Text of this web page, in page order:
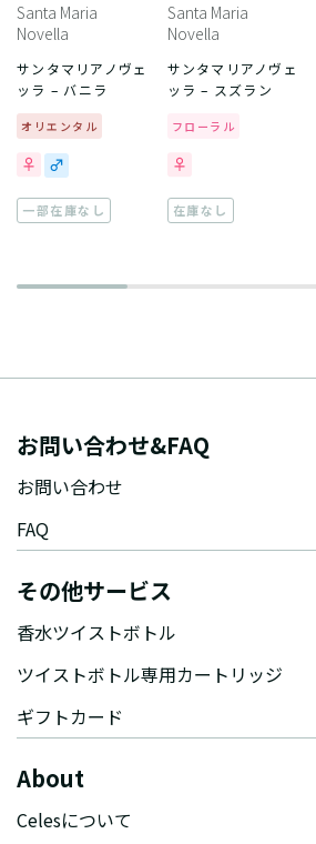
Santa Maria
Novella
サンタマリアノヴェ
ッラ – バニラ
オリエンタル
一部在庫なし
Santa Maria
Novella
サンタマリアノヴェ
ッラ – スズラン
フローラル
在庫なし
お問い合わせ&FAQ
お問い合わせ
FAQ
その他サービス
香水ツイストボトル
ツイストボトル専用カートリッジ
ギフトカード
About
Celesについて